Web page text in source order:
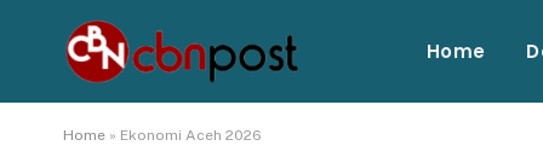
Home
Home » Ekonomi Aceh 2026